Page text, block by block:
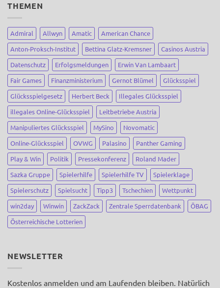
Methoden
THEMEN
Admiral Allwyn Amatic
American Chance
Anton-Proksch-Institut
Bettina Glatz-Kremsner
Casinos Austria
Datenschutz
Erfolgsmeldungen
Erwin Van Lambaart
Fair Games
Finanzministerium Gernot Blümel
Glücksspiel
Glücksspielgesetz
Herbert Beck
Illegales Glücksspiel
illegales Online-Glücksspiel
Leitbetriebe Austria
Manipuliertes Glücksspiel
MySino
Novomatic
Online-Glücksspiel
OVWG Palasino
Panther Gaming
Play & Win
Politik Pressekonferenz
Roland Mader
Sazka Gruppe
Spielerhilfe Spielerhilfe TV
Spielerklage
Spielerschutz
Spielsucht Tipp3 Tschechien
Wettpunkt
win2day
Winwin ZackZack Zentrale Sperrdatenbank
ÖBAG
Österreichische Lotterien
NEWSLETTER
Kostenlos anmelden und am Laufenden bleiben. Natürlich